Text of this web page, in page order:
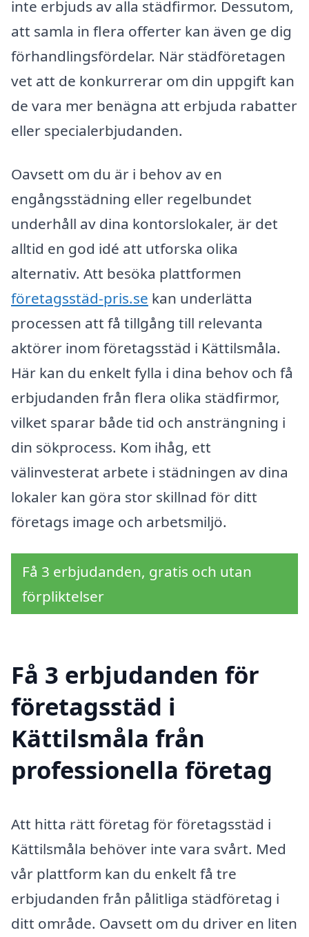
inte erbjuds av alla städfirmor. Dessutom,
att samla in flera offerter kan även ge dig
förhandlingsfördelar. När städföretagen
vet att de konkurrerar om din uppgift kan
de vara mer benägna att erbjuda rabatter
eller specialerbjudanden.
Oavsett om du är i behov av en
engångsstädning eller regelbundet
underhåll av dina kontorslokaler, är det
alltid en god idé att utforska olika
alternativ. Att besöka plattformen
företagsstäd-pris.se kan underlätta
processen att få tillgång till relevanta
aktörer inom företagsstäd i Kättilsmåla.
Här kan du enkelt fylla i dina behov och få
erbjudanden från flera olika städfirmor,
vilket sparar både tid och ansträngning i
din sökprocess. Kom ihåg, ett
välinvesterat arbete i städningen av dina
lokaler kan göra stor skillnad för ditt
företags image och arbetsmiljö.
Få 3 erbjudanden, gratis och utan
förpliktelser
Få 3 erbjudanden för
företagsstäd i
Kättilsmåla från
professionella företag
Att hitta rätt företag för företagsstäd i
Kättilsmåla behöver inte vara svårt. Med
vår plattform kan du enkelt få tre
erbjudanden från pålitliga städföretag i
ditt område. Oavsett om du driver en liten